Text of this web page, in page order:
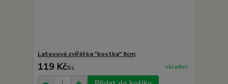
Latexová zvířátka "kostka" 6cm
119 Kč/ks skladem